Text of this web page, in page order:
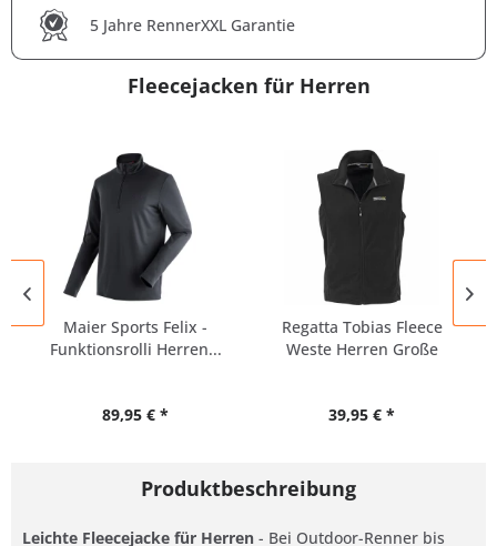
5 Jahre RennerXXL Garantie
Fleecejacken für Herren
Maier Sports Felix -
Funktionsrolli Herren...
89,95 € *
Regatta Tobias Fleece
Weste Herren Große
39,95 € *
Produktbeschreibung
Leichte Fleecejacke für Herren - Bei Outdoor-Renner bis